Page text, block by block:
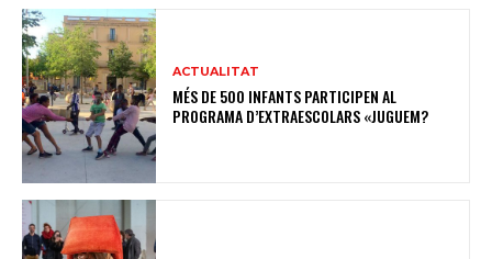
ACTUALITAT
MÉS DE 500 INFANTS PARTICIPEN AL
PROGRAMA D’EXTRAESCOLARS «JUGUEM?